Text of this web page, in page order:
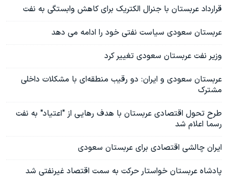
قرارداد عربستان با جنرال الکتریک برای کاهش وابستگی به نفت
عربستان سعودی سیاست نفتی خود را ادامه می دهد
وزیر نفت عربستان سعودی تغییر کرد
عربستان سعودی و ایران: دو رقیب منطقه‌ای با مشکلات داخلی
مشترک
طرح تحول اقتصادی عربستان با هدف رهایی از "اعتیاد" به نفت
رسما اعلام شد
ایران چالشی اقتصادی برای عربستان سعودی
پادشاه عربستان خواستار حرکت به سمت اقتصاد غیرنفتی شد